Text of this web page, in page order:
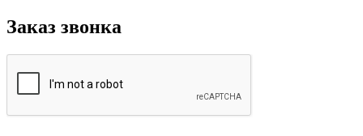
Заказ звонка